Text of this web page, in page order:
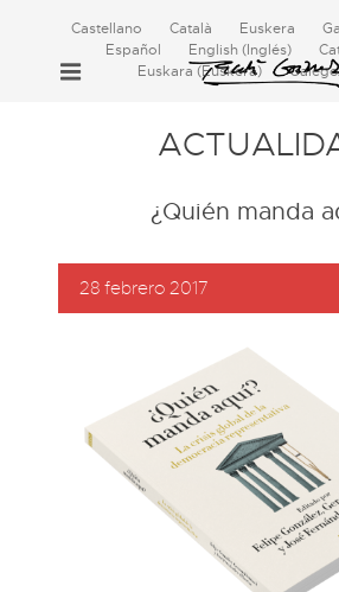
Castellano Català Euskera
Español
English(Inglés)
Euskara (Euskera) Galego
¿Quién manda
28 febrero 2017